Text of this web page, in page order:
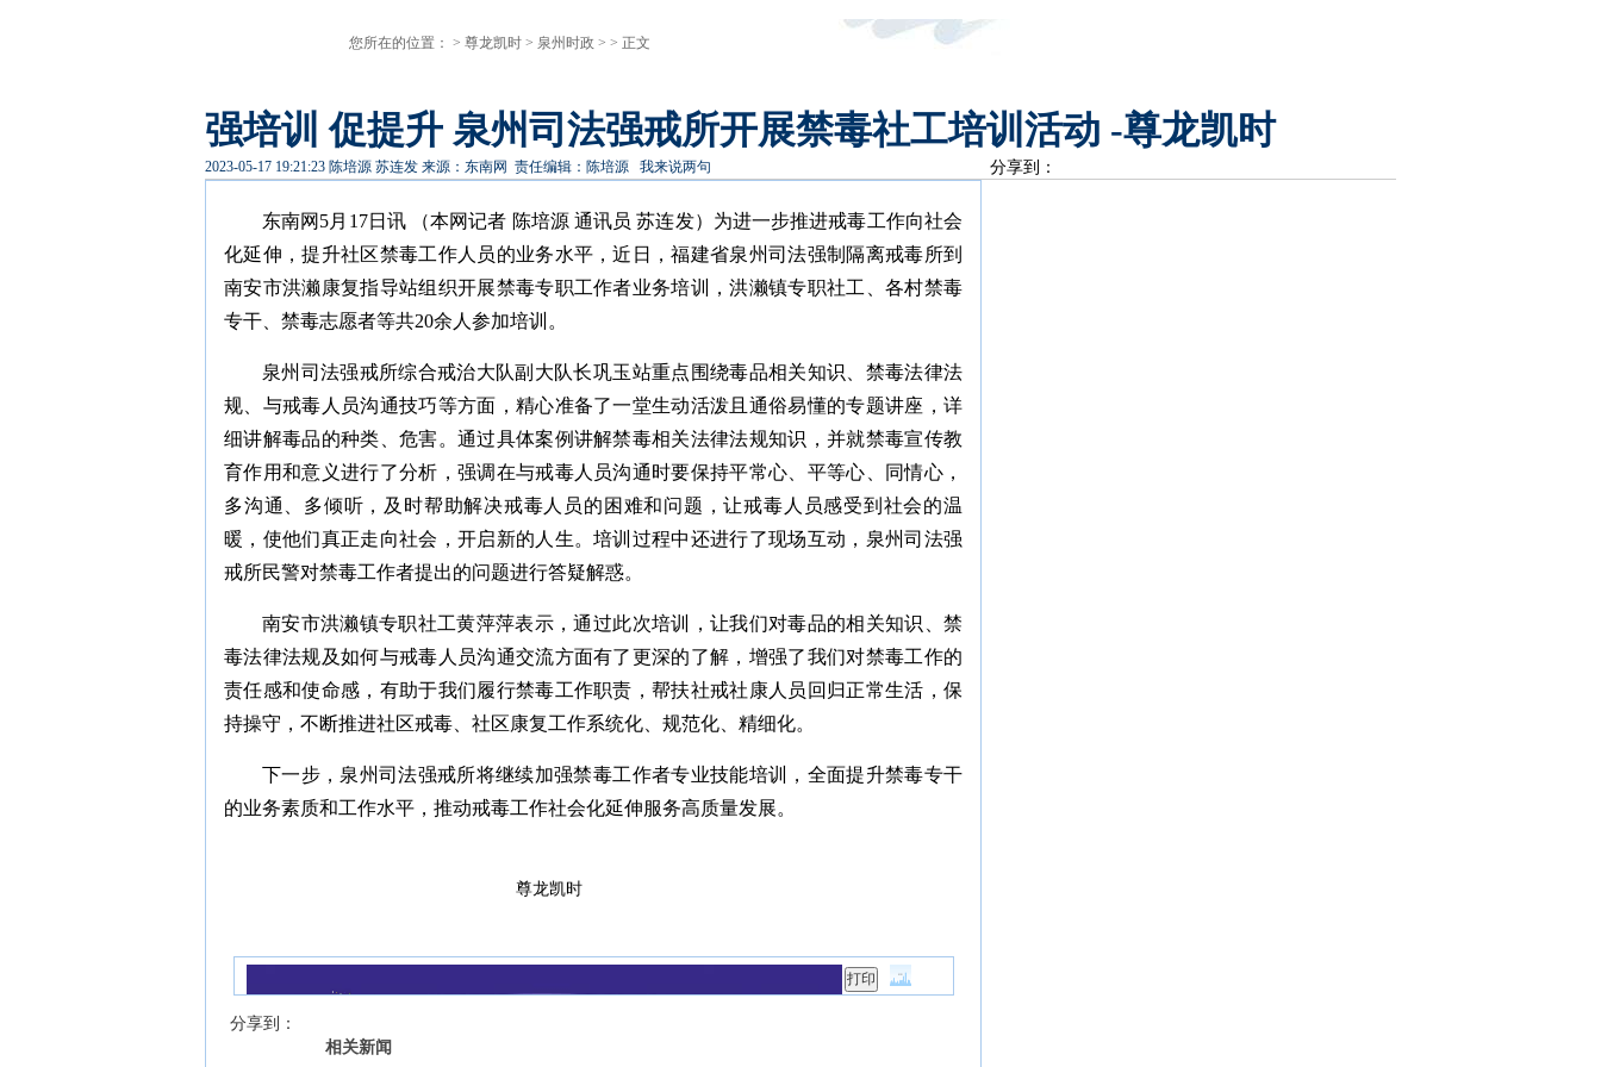
您所在的位置： > 尊龙凯时 > 泉州时政 > > 正文
强培训 促提升 泉州司法强戒所开展禁毒社工培训活动 -尊龙凯时
2023-05-17 19:21:23 陈培源 苏连发 来源：东南网 责任编辑：陈培源 我来说两句 分享到：
东南网5月17日讯 （本网记者 陈培源 通讯员 苏连发）为进一步推进戒毒工作向社会
化延伸，提升社区禁毒工作人员的业务水平，近日，福建省泉州司法强制隔离戒毒所到
南安市洪濑康复指导站组织开展禁毒专职工作者业务培训，洪濑镇专职社工、各村禁毒
专干、禁毒志愿者等共20余人参加培训。
泉州司法强戒所综合戒治大队副大队长巩玉站重点围绕毒品相关知识、禁毒法律法
规、与戒毒人员沟通技巧等方面，精心准备了一堂生动活泼且通俗易懂的专题讲座，详
细讲解毒品的种类、危害。通过具体案例讲解禁毒相关法律法规知识，并就禁毒宣传教
育作用和意义进行了分析，强调在与戒毒人员沟通时要保持平常心、平等心、同情心，
多沟通、多倾听，及时帮助解决戒毒人员的困难和问题，让戒毒人员感受到社会的温
暖，使他们真正走向社会，开启新的人生。培训过程中还进行了现场互动，泉州司法强
戒所民警对禁毒工作者提出的问题进行答疑解惑。
南安市洪濑镇专职社工黄萍萍表示，通过此次培训，让我们对毒品的相关知识、禁
毒法律法规及如何与戒毒人员沟通交流方面有了更深的了解，增强了我们对禁毒工作的
责任感和使命感，有助于我们履行禁毒工作职责，帮扶社戒社康人员回归正常生活，保
持操守，不断推进社区戒毒、社区康复工作系统化、规范化、精细化。
下一步，泉州司法强戒所将继续加强禁毒工作者专业技能培训，全面提升禁毒专干
的业务素质和工作水平，推动戒毒工作社会化延伸服务高质量发展。
尊龙凯时
分享到：
相关新闻